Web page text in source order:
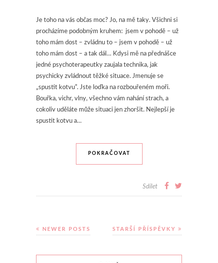
Je toho na vás občas moc? Jo, na mě taky. Všichni si
procházíme podobným kruhem: jsem v pohodě – už
toho mám dost – zvládnu to – jsem v pohodě – už
toho mám dost – a tak dál… Kdysi mě na přednášce
jedné psychoterapeutky zaujala technika, jak
psychicky zvládnout těžké situace. Jmenuje se
„spustit kotvu”. Jste loďka na rozbouřeném moři.
Bouřka, vichr, vlny, všechno vám nahání strach, a
cokoliv uděláte může situaci jen zhoršit. Nejlepší je
spustit kotvu a…
POKRAČOVAT
Sdílet
STARŠÍ PŘÍSPĚVKY
NEWER POSTS